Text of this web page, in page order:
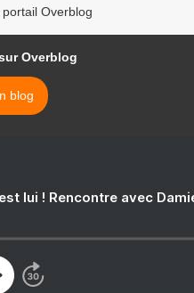
Overblog
Overblog
blog
lui ! Rencontre avec